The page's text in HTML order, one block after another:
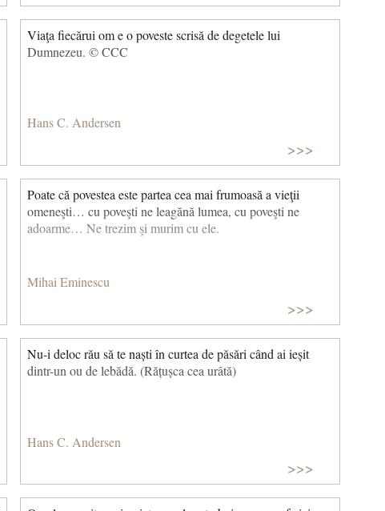
Viaţa fiecărui om e o poveste scrisă de degetele lui
Dumnezeu. © CCC
Hans C. Andersen
>>>
Poate că povestea este partea cea mai frumoasă a vieţii
omeneşti… cu poveşti ne leagănă lumea, cu poveşti ne
adoarme… Ne trezim şi murim cu ele.
Mihai Eminescu
>>>
Nu-i deloc rău să te naști în curtea de păsări când ai ieșit
dintr-un ou de lebădă. (Rățușca cea urâtă)
Hans C. Andersen
>>>